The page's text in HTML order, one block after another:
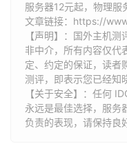
服务器12元起，物理服
文章链接： https://
【声明】：国外主机
非中介，所有内容仅代
定、约定的保证，读者
测评，即表示您已经知
【关于安全】：任何
永远是最佳选择，服务
负责的表现，请保持良